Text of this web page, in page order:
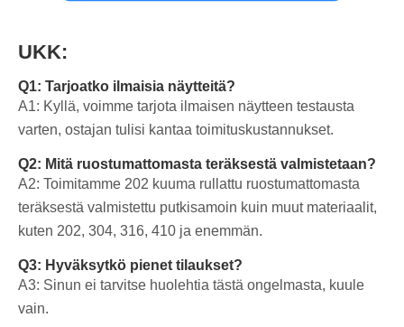
UKK:
Q1: Tarjoatko ilmaisia näytteitä?
A1: Kyllä, voimme tarjota ilmaisen näytteen testausta
varten, ostajan tulisi kantaa toimituskustannukset.
Q2: Mitä ruostumattomasta teräksestä valmistetaan?
A2: Toimitamme 202 kuuma rullattu ruostumattomasta
teräksestä valmistettu putkisamoin kuin muut materiaalit,
kuten 202, 304, 316, 410 ja enemmän.
Q3: Hyväksytkö pienet tilaukset?
A3: Sinun ei tarvitse huolehtia tästä ongelmasta, kuule
vain.